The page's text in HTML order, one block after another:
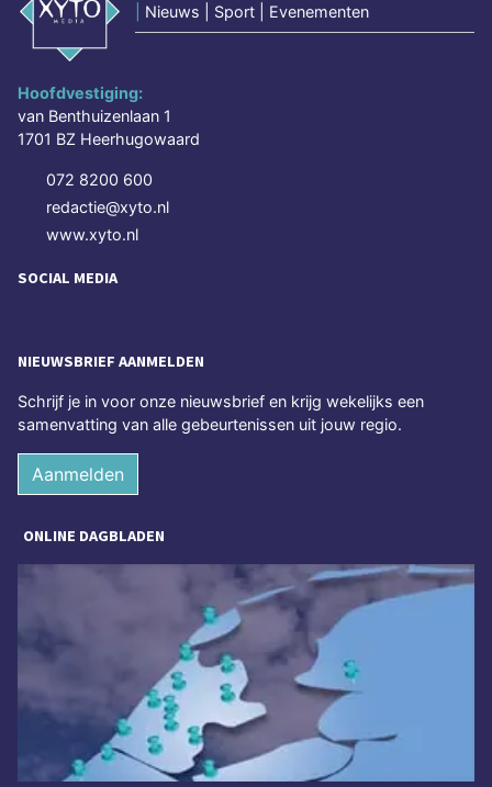
Nieuws | Sport | Evenementen
Hoofdvestiging:
van Benthuizenlaan 1
1701 BZ Heerhugowaard
072 8200 600
redactie@xyto.nl
www.xyto.nl
SOCIAL MEDIA
NIEUWSBRIEF AANMELDEN
Schrijf je in voor onze nieuwsbrief en krijg wekelijks een
samenvatting van alle gebeurtenissen uit jouw regio.
Aanmelden
ONLINE DAGBLADEN